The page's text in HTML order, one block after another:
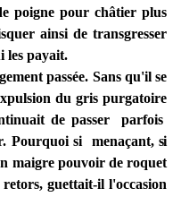
poigne pour châtier plus
ainside transgresser
les payait.
passée. Sans qu'il se
dugrispurgatoire
de passer parfois
Pourquoi si menaçant, si
maigre pouvoir de roquet
guettait-il l'occasion